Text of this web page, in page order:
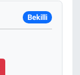
Bekilli